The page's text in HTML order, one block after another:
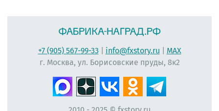
+7 (905) 567-99-33 info@fxstory.ru
MAX
г. Москва, ул. Борисовские пруды, 8к2